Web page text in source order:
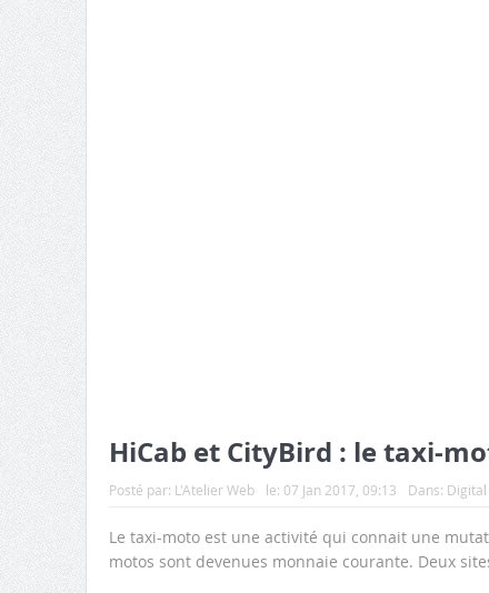
HiCab et CityBird : le taxi-
Posté par: L'Atelier Web le: 07 Jan 2017, 09:13 Dans:
Le taxi-moto est une activité qui connait une
motos sont devenues monnaie courante. Deux